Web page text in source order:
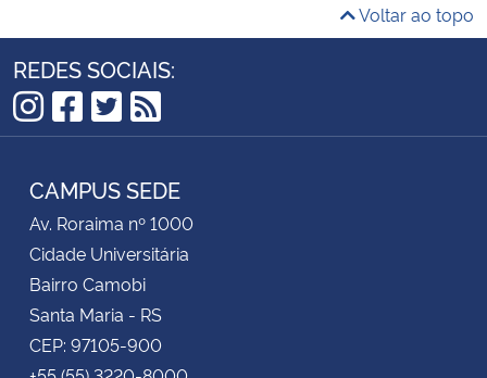
Voltar ao topo
REDES SOCIAIS:
Instagram
Facebook
Twitter
RSS
CAMPUS SEDE
Av. Roraima nº 1000
Cidade Universitária
Bairro Camobi
Santa Maria - RS
CEP: 97105-900